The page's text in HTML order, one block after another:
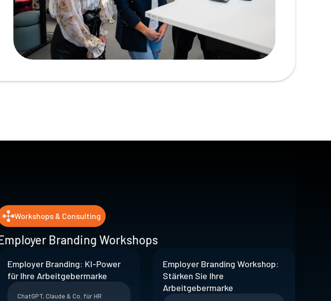
Workshops & Consulting
Branding Workshops
Employer Branding: KI-Power
für Ihre Arbeitgebermarke
ChatGPT, Claude & Co. für HR
Employer Branding Workshop:
Stärken Sie Ihre
Arbeitgebermarke